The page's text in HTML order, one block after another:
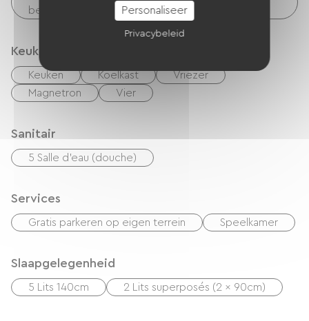
betaling)
Keuken
Keuken Koelkast
Vriezer
Magnetron
Vier
Sanitair
5 Salle d'eau (douche)
Services
Gratis parkeren op eigen terrein Speelkamer
Slaapgelegenheid
5 Lits 140cm 2 Lits superposés (2 x 90cm)
Personaliseer
Privacybeleid